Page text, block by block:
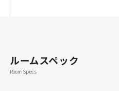
ルームスペック
Room Specs